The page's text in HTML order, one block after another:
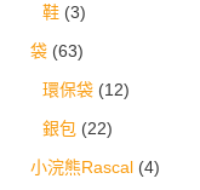
鞋 (3)
袋 (63)
環保袋 (12)
銀包 (22)
小浣熊Rascal (4)